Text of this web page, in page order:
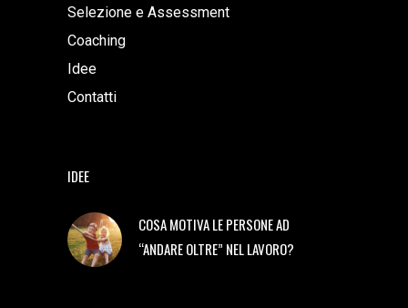
Selezione e Assessment
Coaching
Idee
Contatti
IDEE
COSA MOTIVA LE PERSONE AD
“ANDARE OLTRE” NEL LAVORO?